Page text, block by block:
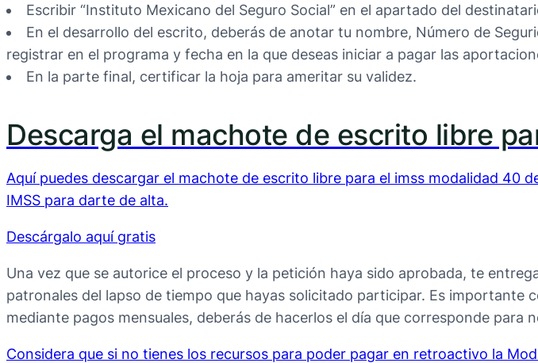
Escribir “Instituto Mexicano del Seguro Social” en el apartado del
En el desarrollo del escrito, deberás de anotar tu nombre, Número de
registrar en el programa y fecha en la que deseas iniciar a pagar las
En la parte final, certificar la hoja para ameritar su validez.
Descarga el machote de escrito libre
Aquí puedes descargar el machote de escrito libre para el imss modalidad
IMSS para darte de alta.
Descárgalo aquí gratis
Una vez que se autorice el proceso y la petición haya sido aprobada, te
patronales del lapso de tiempo que hayas solicitado participar. Es importante
mediante pagos mensuales, deberás de hacerlos el día que corresponde para
Considera que si no tienes los recursos para poder pagar en retroactivo la